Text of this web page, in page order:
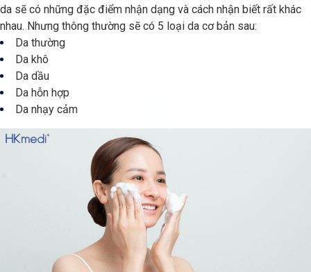
da sẽ có những đặc điểm nhận dạng và cách nhận biết rất khác
nhau. Nhưng thông thường sẽ có 5 loại da cơ bản sau:
Da thường
Da khô
Da dầu
Da hỗn hợp
Da nhạy cảm